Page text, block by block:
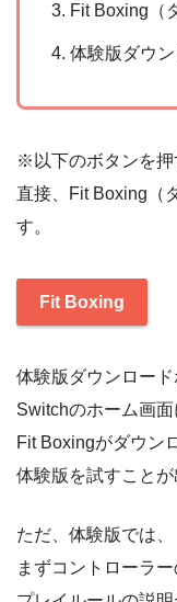
Fit Boxing（
体験版ダウ
※以下のボタンを押
直接、Fit Boxing（
す。
Fit Boxing
体験版ダウンロード
Switchのホーム画面
Fit Boxingがダウン
体験版を試すことが
ただ、体験版では、
まずコントローラ